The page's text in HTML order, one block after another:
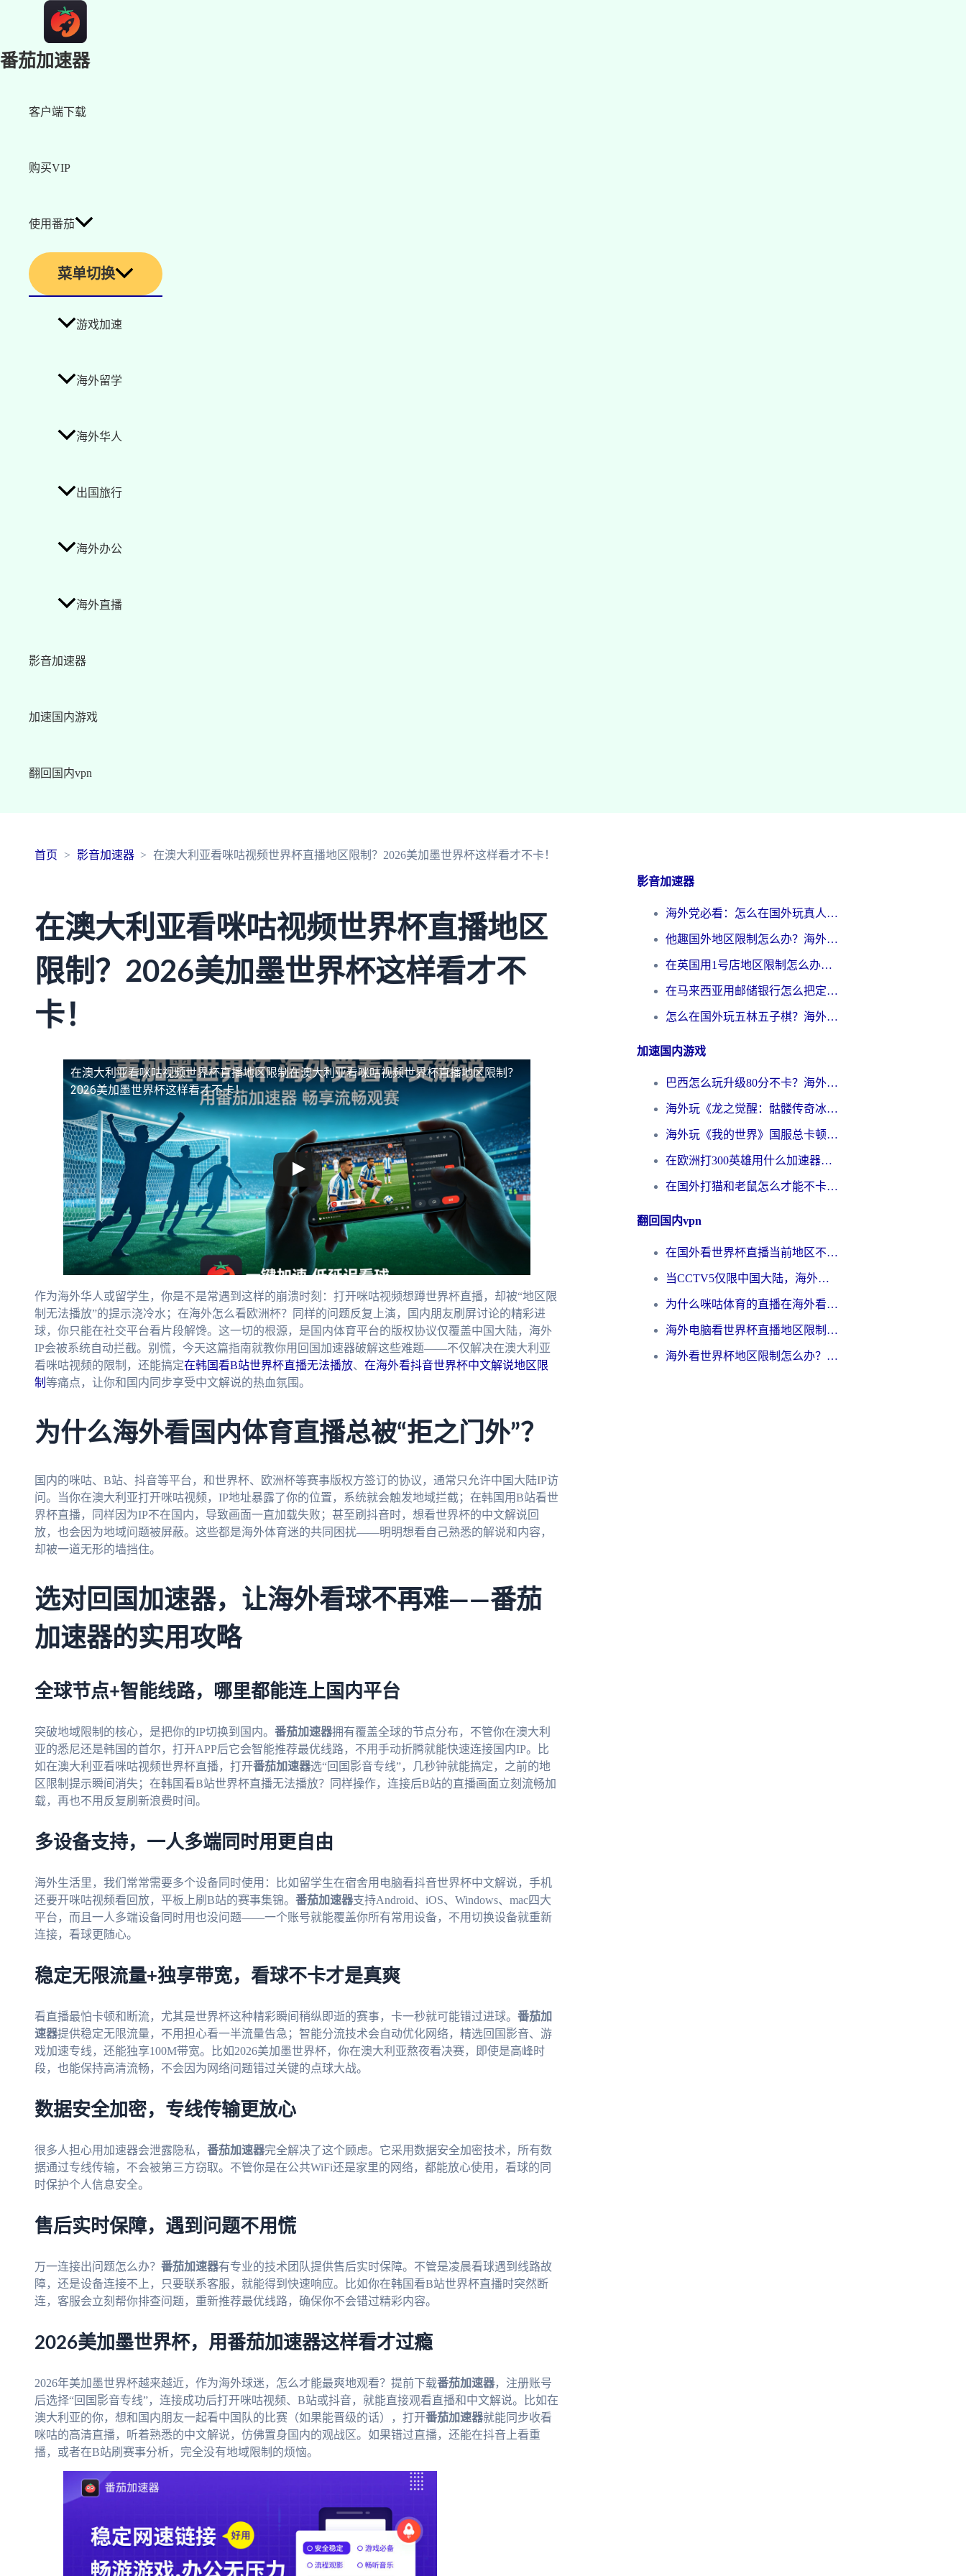
番茄加速器
客户端下载
购买VIP
使用番茄
菜单切换
游戏加速
海外留学
海外华人
出国旅行
海外办公
海外直播
影音加速器
加速国内游戏
翻回国内vpn
首页 影音加速器 在澳大利亚看咪咕视频世界杯直播地区限制？2026美加墨世界杯这样看才不卡！
在澳大利亚看咪咕视频世界杯直播地区
限制？2026美加墨世界杯这样看才不
卡！
在澳大利亚看咪咕视频世界杯直播地区限制在澳大利亚看咪咕视频世界杯直播地区限制？
2026美加墨世界杯这样看才不卡！
作为海外华人或留学生，你是不是常遇到这样的崩溃时刻：打开咪咕视频想蹲世界杯直播，却被“地区限
制无法播放”的提示浇冷水；在海外怎么看欧洲杯？同样的问题反复上演，国内朋友刷屏讨论的精彩进
球，你只能在社交平台看片段解馋。这一切的根源，是国内体育平台的版权协议仅覆盖中国大陆，海外
IP会被系统自动拦截。别慌，今天这篇指南就教你用回国加速器破解这些难题——不仅解决在澳大利亚
看咪咕视频的限制，还能搞定在韩国看B站世界杯直播无法播放、 在海外看抖音世界杯中文解说地区限
制 等痛点，让你和国内同步享受中文解说的热血氛围。
为什么海外看国内体育直播总被“拒之门外”？
国内的咪咕、B站、抖音等平台，和世界杯、欧洲杯等赛事版权方签订的协议，通常只允许中国大陆IP访
问。当你在澳大利亚打开咪咕视频，IP地址暴露了你的位置，系统就会触发地域拦截；在韩国用B站看世
界杯直播，同样因为IP不在国内，导致画面一直加载失败；甚至刷抖音时，想看世界杯的中文解说回
放，也会因为地域问题被屏蔽。这些都是海外体育迷的共同困扰——明明想看自己熟悉的解说和内容，
却被一道无形的墙挡住。
选对回国加速器，让海外看球不再难——番茄
加速器的实用攻略
全球节点+智能线路，哪里都能连上国内平台
突破地域限制的核心，是把你的IP切换到国内。 番茄加速器拥有覆盖全球的节点分布，不管你在澳大利
亚的悉尼还是韩国的首尔，打开APP后它会智能推荐最优线路，不用手动折腾就能快速连接国内IP。比
如在澳大利亚看咪咕视频世界杯直播，打开番茄加速器选“回国影音专线”，几秒钟就能搞定，之前的地
区限制提示瞬间消失；在韩国看B站世界杯直播无法播放？同样操作，连接后B站的直播画面立刻流畅加
载，再也不用反复刷新浪费时间。
多设备支持，一人多端同时用更自由
海外生活里，我们常常需要多个设备同时使用：比如留学生在宿舍用电脑看抖音世界杯中文解说，手机
还要开咪咕视频看回放，平板上刷B站的赛事集锦。 番茄加速器支持Android、iOS、Windows、mac四大
平台，而且一人多端设备同时用也没问题——一个账号就能覆盖你所有常用设备，不用切换设备就重新
连接，看球更随心。
稳定无限流量+独享带宽，看球不卡才是真爽
看直播最怕卡顿和断流，尤其是世界杯这种精彩瞬间稍纵即逝的赛事，卡一秒就可能错过进球。 番茄加
速器提供稳定无限流量，不用担心看一半流量告急；智能分流技术会自动优化网络，精选回国影音、游
戏加速专线，还能独享100M带宽。比如2026美加墨世界杯，你在澳大利亚熬夜看决赛，即使是高峰时
段，也能保持高清流畅，不会因为网络问题错过关键的点球大战。
数据安全加密，专线传输更放心
很多人担心用加速器会泄露隐私， 番茄加速器完全解决了这个顾虑。它采用数据安全加密技术，所有数
据通过专线传输，不会被第三方窃取。不管你是在公共WiFi还是家里的网络，都能放心使用，看球的同
时保护个人信息安全。
售后实时保障，遇到问题不用慌
万一连接出问题怎么办？ 番茄加速器有专业的技术团队提供售后实时保障。不管是凌晨看球遇到线路故
障，还是设备连接不上，只要联系客服，就能得到快速响应。比如你在韩国看B站世界杯直播时突然断
连，客服会立刻帮你排查问题，重新推荐最优线路，确保你不会错过精彩内容。
2026美加墨世界杯，用番茄加速器这样看才过瘾
2026年美加墨世界杯越来越近，作为海外球迷，怎么才能最爽地观看？提前下载番茄加速器，注册账号
后选择“回国影音专线”，连接成功后打开咪咕视频、B站或抖音，就能直接观看直播和中文解说。比如在
澳大利亚的你，想和国内朋友一起看中国队的比赛（如果能晋级的话），打开番茄加速器就能同步收看
咪咕的高清直播，听着熟悉的中文解说，仿佛置身国内的观战区。如果错过直播，还能在抖音上看重
播，或者在B站刷赛事分析，完全没有地域限制的烦恼。
影音加速器
海外党必看：怎么在国外玩真人天天斗地主？附证券开户、音乐定位修改全攻略
他趣国外地区限制怎么办？海外党追剧听歌看直播的一站式解决方案
在英国用1号店地区限制怎么办？海外党必看的回国加速全攻略
在马来西亚用邮储银行怎么把定位修改到中国国内？3个海外生活痛点一次解决
怎么在国外玩五林五子棋？海外党必看的回国加速全攻略（附优酷荔枝FM解决方法）
加速国内游戏
巴西怎么玩升级80分不卡？海外玩家国服游戏加速器终极指南（附避坑技巧）
海外玩《龙之觉醒：骷髅传奇冰雪合击》延迟高？这篇指南帮你解决卡顿烦恼！
海外玩《我的世界》国服总卡顿？这篇我的世界游戏加速器指南帮你解决所有问题
在欧洲打300英雄用什么加速器好？留学生亲测有效的解决方案来了
在国外打猫和老鼠怎么才能不卡？老玩家亲测的终极加速指南
翻回国内vpn
在国外看世界杯直播当前地区不可播放？海外党必看的回国加速全攻略
当CCTV5仅限中国大陆，海外球迷的世界杯狂欢如何继续？
为什么咪咕体育的直播在海外看不了？3步解决海外看世界杯+抖音地区限制难题
海外电脑看世界杯直播地区限制怎么办？你需要一个聪明的加速器
海外看世界杯地区限制怎么办？一篇搞定咪咕视频播放+国内资源无缝访问指南